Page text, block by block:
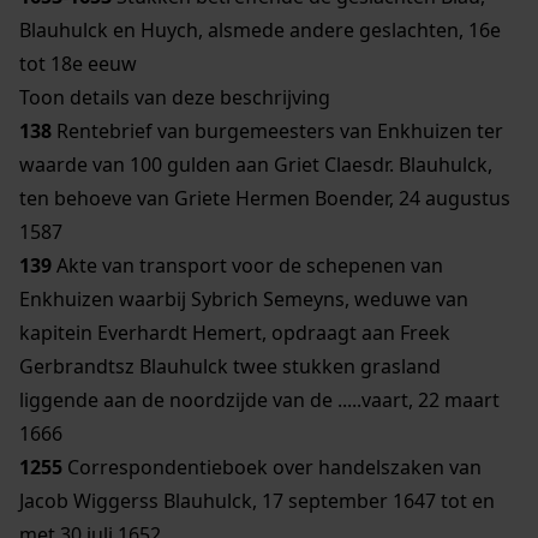
Blauhulck en Huych, alsmede andere geslachten, 16e
tot 18e eeuw
Toon details van deze beschrijving
138 Rentebrief van burgemeesters van Enkhuizen ter
waarde van 100 gulden aan Griet Claesdr. Blauhulck,
ten behoeve van Griete Hermen Boender, 24 augustus
1587
139Akte van transport voor de schepenen van
Enkhuizen waarbij Sybrich Semeyns, weduwe van
kapitein Everhardt Hemert, opdraagt aan Freek
Gerbrandtsz Blauhulck twee stukken grasland
liggende aan de noordzijde van de .....vaart, 22 maart
1666
1255 Correspondentieboek over handelszaken van
Jacob Wiggerss Blauhulck, 17 september 1647 tot en